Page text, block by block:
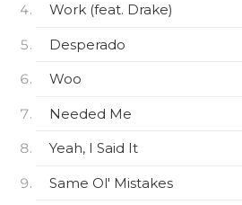
Work (feat. Drake)
Desperado
Woo
Needed Me
Yeah, I Said It
Same Ol' Mistakes